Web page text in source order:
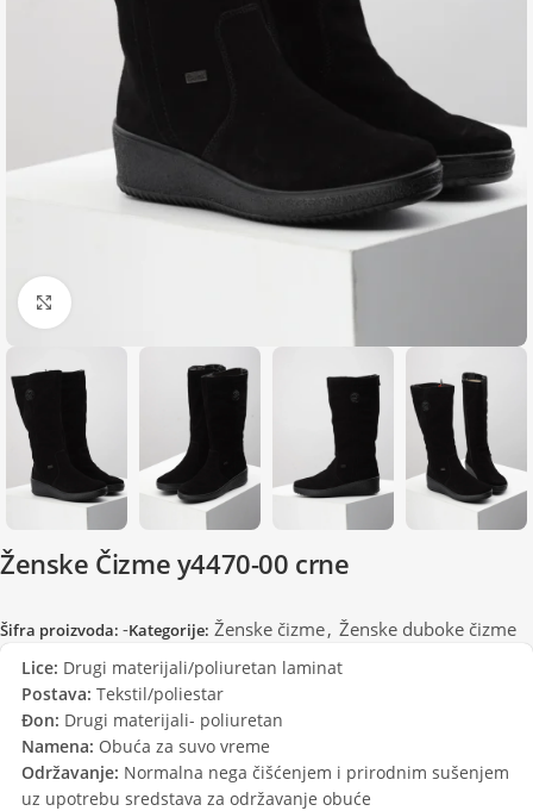
Zumiraj sliku
Ženske Čizme y4470-00 crne
Šifra proizvoda: -Kategorije: Ženske čizme, Ženske duboke čizme
Lice: Drugi materijali/poliuretan laminat
Postava: Tekstil/poliestar
Đon: Drugi materijali- poliuretan
Namena: Obuća za suvo vreme
Održavanje: Normalna nega čišćenjem i prirodnim sušenjem
uz upotrebu sredstava za održavanje obuće